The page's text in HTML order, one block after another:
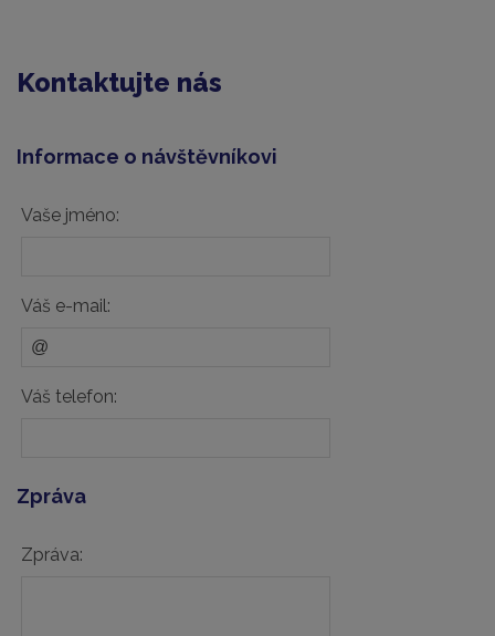
Kontaktujte nás
Informace o návštěvníkovi
Vaše jméno:
Váš e-mail:
Váš telefon:
Zpráva
Zpráva: